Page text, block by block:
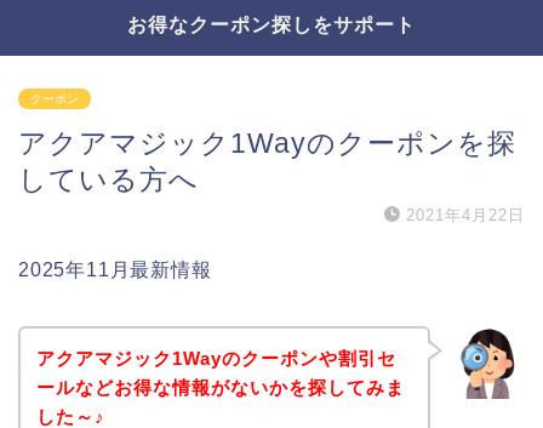
お得なクーポン探しをサポート
クーポン
アクアマジック1Wayのクーポンを探
している方へ
2021年4月22日
2025年11月最新情報
アクアマジック1Wayのクーポンや割引セ
ールなどお得な情報がないかを探してみま
した～♪